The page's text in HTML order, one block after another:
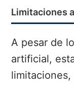
Limitaciones
A pesar de
artificial,